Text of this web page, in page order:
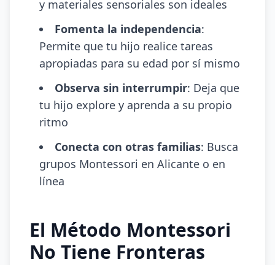
y materiales sensoriales son ideales
Fomenta la independencia:
Permite que tu hijo realice tareas
apropiadas para su edad por sí mismo
Observa sin interrumpir: Deja que
tu hijo explore y aprenda a su propio
ritmo
Conecta con otras familias: Busca
grupos Montessori en Alicante o en
línea
El Método Montessori
No Tiene Fronteras